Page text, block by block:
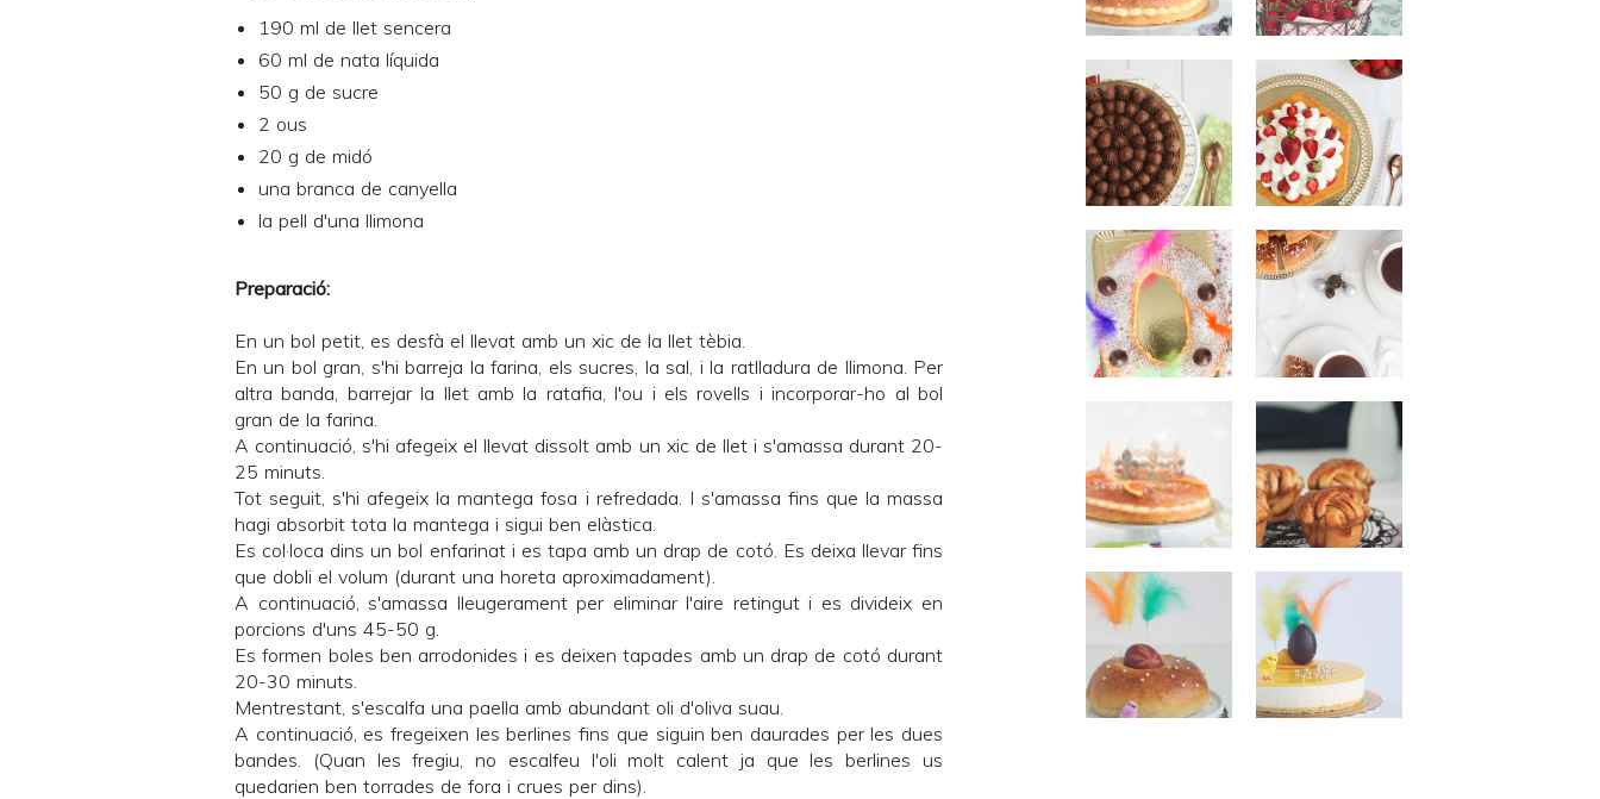
190 ml de llet sencera
60 ml de nata líquida
50 g de sucre
2 ous
20 g de midó
una branca de canyella
la pell d'una llimona
Preparació:
En un bol petit, es desfà el llevat amb un xic de la llet tèbia.
En un bol gran, s'hi barreja la farina, els sucres, la sal, i la ratlladura de llimona. Per
altra banda, barrejar la llet amb la ratafia, l'ou i els rovells i incorporar-ho al bol
gran de la farina.
A continuació, s'hi afegeix el llevat dissolt amb un xic de llet i s'amassa durant 20-
25 minuts.
Tot seguit, s'hi afegeix la mantega fosa i refredada. I s'amassa fins que la massa
hagi absorbit tota la mantega i sigui ben elàstica.
Es col·loca dins un bol enfarinat i es tapa amb un drap de cotó. Es deixa llevar fins
que dobli el volum (durant una horeta aproximadament).
A continuació, s'amassa lleugerament per eliminar l'aire retingut i es divideix en
porcions d'uns 45-50 g.
Es formen boles ben arrodonides i es deixen tapades amb un drap de cotó durant
20-30 minuts.
Mentrestant, s'escalfa una paella amb abundant oli d'oliva suau.
A continuació, es fregeixen les berlines fins que siguin ben daurades per les dues
bandes. (Quan les fregiu, no escalfeu l'oli molt calent ja que les berlines us
quedarien ben torrades de fora i crues per dins).